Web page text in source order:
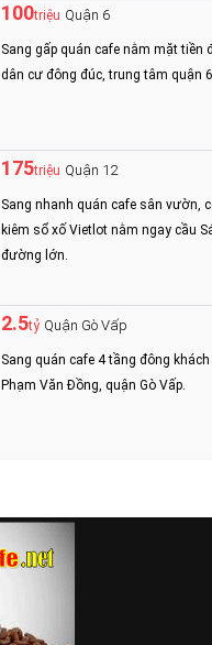
100triệu Quận 6
Sang gấp quán cafe nằm mặt tiền
dân cư đông đúc, trung tâm quận
175triệu Quận 12
Sang nhanh quán cafe sân vườn,
kiêm sổ xố Vietlot nằm ngay cầu
đường lớn.
2.5tỷ Quận Gò Vấp
Sang quán cafe 4 tầng đông
Phạm Văn Đồng, quận Gò Vấp.